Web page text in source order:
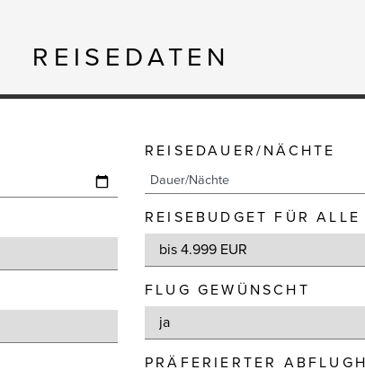
REISEDATEN
REISEDAUER/NÄCHTE
REISEBUDGET FÜR ALLE
FLUG GEWÜNSCHT
PRÄFERIERTER